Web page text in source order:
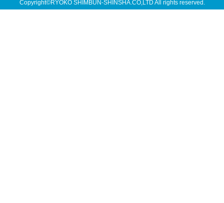
Copyright©RYOKO SHIMBUN-SHINSHA.CO,LTD All rights reserved.